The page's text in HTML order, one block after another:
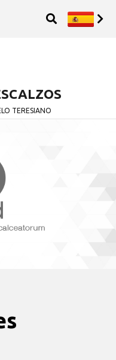
TERESIANO